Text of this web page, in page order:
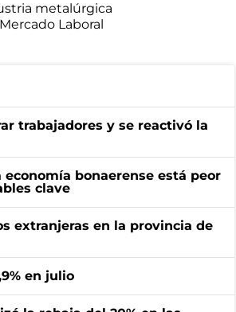
metalúrgica
Mercado Laboral
trabajadores y se reactivó la
bonaerense está peor
clave
extranjeras en la provincia de
en julio